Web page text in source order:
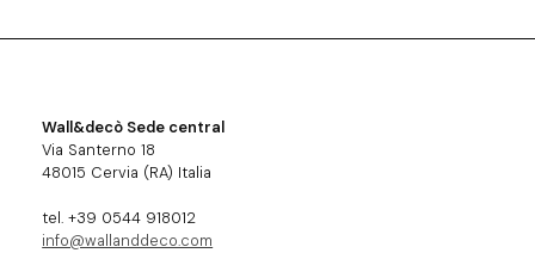
Wall&decò Sede central
Via Santerno 18
48015 Cervia (RA) Italia
tel. +39 0544 918012
info@wallanddeco.com